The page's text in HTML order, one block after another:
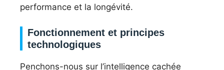
performance et la longévité.
Fonctionnement et principes
technologiques
Penchons-nous sur l’intelligence cachée